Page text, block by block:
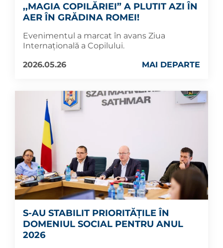
,,MAGIA COPILĂRIEI” A PLUTIT AZI ÎN
AER ÎN GRĂDINA ROMEI!
Evenimentul a marcat în avans Ziua
Internațională a Copilului.
2026.05.26
MAI DEPARTE
S-AU STABILIT PRIORITĂȚILE ÎN
DOMENIUL SOCIAL PENTRU ANUL
2026